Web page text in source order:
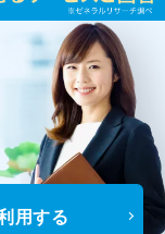
用する